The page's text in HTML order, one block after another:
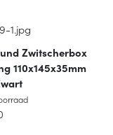
Zwitscherbox
110x145x35mm